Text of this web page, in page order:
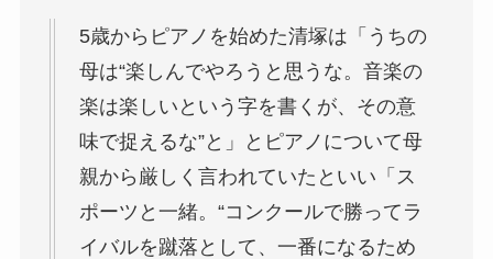
5歳からピアノを始めた清塚は「うちの
母は“楽しんでやろうと思うな。音楽の
楽は楽しいという字を書くが、その意
味で捉えるな”と」とピアノについて母
親から厳しく言われていたといい「ス
ポーツと一緒。“コンクールで勝ってラ
イバルを蹴落として、一番になるため